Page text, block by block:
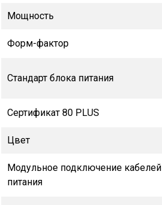
Мощность
Форм-фактор
Стандарт блока питания
Сертификат 80 PLUS
Цвет
Модульное подключение кабелей
питания